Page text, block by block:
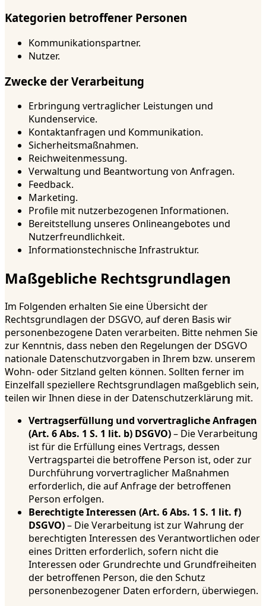
Kategorien betroffener Personen
Kommunikationspartner.
Nutzer.
Zwecke der Verarbeitung
Erbringung vertraglicher Leistungen und
Kundenservice.
Kontaktanfragen und Kommunikation.
Sicherheitsmaßnahmen.
Reichweitenmessung.
Verwaltung und Beantwortung von Anfragen.
Feedback.
Marketing.
Profile mit nutzerbezogenen Informationen.
Bereitstellung unseres Onlineangebotes und
Nutzerfreundlichkeit.
Informationstechnische Infrastruktur.
Maßgebliche Rechtsgrundlagen
Im Folgenden erhalten Sie eine Übersicht der
Rechtsgrundlagen der DSGVO, auf deren Basis wir
personenbezogene Daten verarbeiten. Bitte nehmen Sie
zur Kenntnis, dass neben den Regelungen der DSGVO
nationale Datenschutzvorgaben in Ihrem bzw. unserem
Wohn- oder Sitzland gelten können. Sollten ferner im
Einzelfall speziellere Rechtsgrundlagen maßgeblich sein,
teilen wir Ihnen diese in der Datenschutzerklärung mit.
Vertragserfüllung und vorvertragliche Anfragen
(Art. 6 Abs. 1 S. 1 lit. b) DSGVO)– Die Verarbeitung
ist für die Erfüllung eines Vertrags, dessen
Vertragspartei die betroffene Person ist, oder zur
Durchführung vorvertraglicher Maßnahmen
erforderlich, die auf Anfrage der betroffenen
Person erfolgen.
Berechtigte Interessen (Art. 6 Abs. 1 S. 1 lit. f)
DSGVO)– Die Verarbeitung ist zur Wahrung der
berechtigten Interessen des Verantwortlichen oder
eines Dritten erforderlich, sofern nicht die
Interessen oder Grundrechte und Grundfreiheiten
der betroffenen Person, die den Schutz
personenbezogener Daten erfordern, überwiegen.